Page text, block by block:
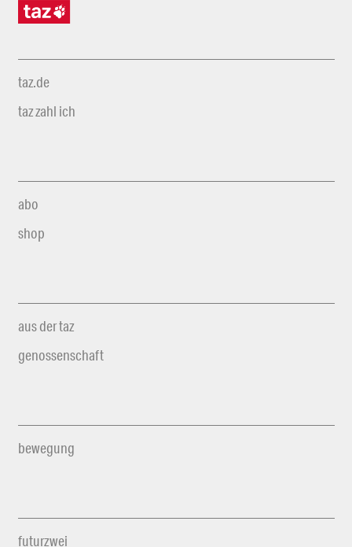
taz.de
taz zahl ich
abo
shop
aus der taz
genossenschaft
bewegung
futurzwei